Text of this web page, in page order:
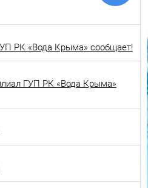
РК «Вода Крыма» сообщает!
ГУП РК «Вода Крыма»